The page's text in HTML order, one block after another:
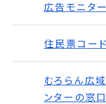
広告モニタ
住民票コー
むろらん広
ンターの窓